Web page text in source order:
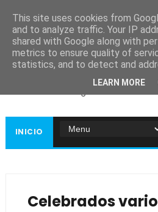
Guadiana
INICIO
Celebrados
This site uses cookies from
and to analyze traffic. Your IP
shared with Google along with
metrics to ensure quality of
statistics, and to detect and
LEARN MORE